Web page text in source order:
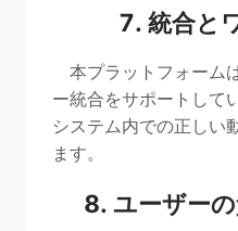
7. 統合と
本プラットフォーム
ー統合をサポートして
システム内での正しい
ます。
8. ユーザー